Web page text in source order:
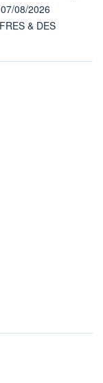
08/2026
& DES